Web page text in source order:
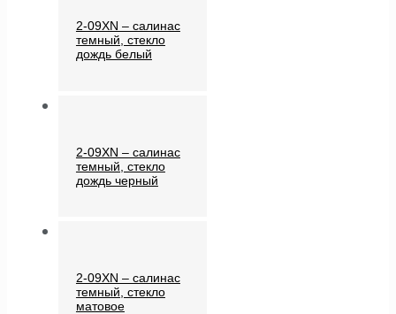
2-09XN – салинас
темный, стекло
дождь белый
2-09XN – салинас
темный, стекло
дождь черный
2-09XN – салинас
темный, стекло
матовое